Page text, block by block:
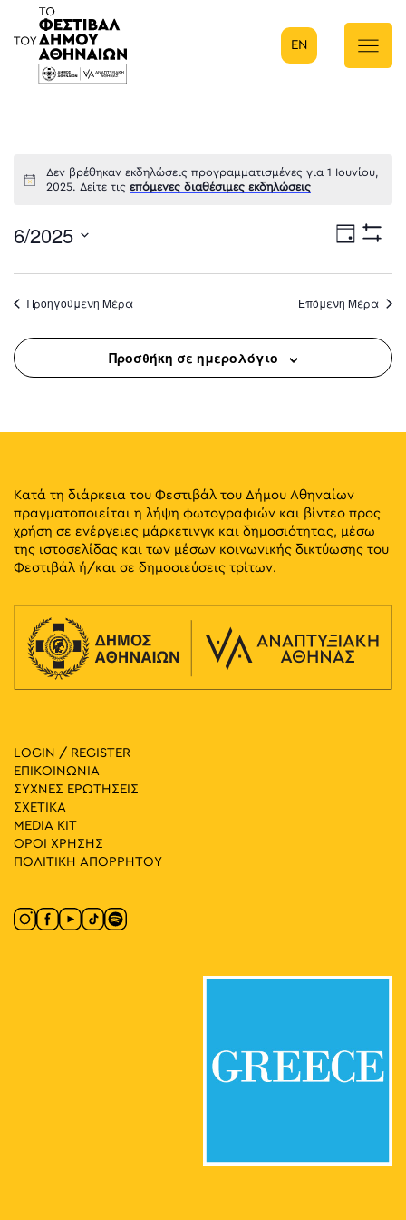
Κύρια πλοήγηση
EN
Δεν βρέθηκαν εκδηλώσεις προγραμματισμένες για 1 Ιουνίου,
2025. Δείτε τιςεπόμενες διαθέσιμες εκδηλώσεις
Ημέρα
6/2025
date.
Προηγούμενη Μέρα Επόμενη Μέρα
Προσθήκη σε ημερολόγιο
Κατά τη διάρκεια του Φεστιβάλ του Δήμου Αθηναίων
πραγματοποιείται η λήψη φωτογραφιών και βίντεο προς
χρήση σε ενέργειες μάρκετινγκ και δημοσιότητας, μέσω
της ιστοσελίδας και των μέσων κοινωνικής δικτύωσης του
Φεστιβάλ ή/και σε δημοσιεύσεις τρίτων.
LOGIN / REGISTER
ΕΠΙΚΟΙΝΩΝΙΑ
ΣΥΧΝΕΣ ΕΡΩΤΗΣΕΙΣ
ΣΧΕΤΙΚΑ
MEDIA ΚIT
ΟΡΟΙ ΧΡΗΣΗΣ
ΠΟΛΙΤΙΚΗ ΑΠΟΡΡΗΤΟΥ